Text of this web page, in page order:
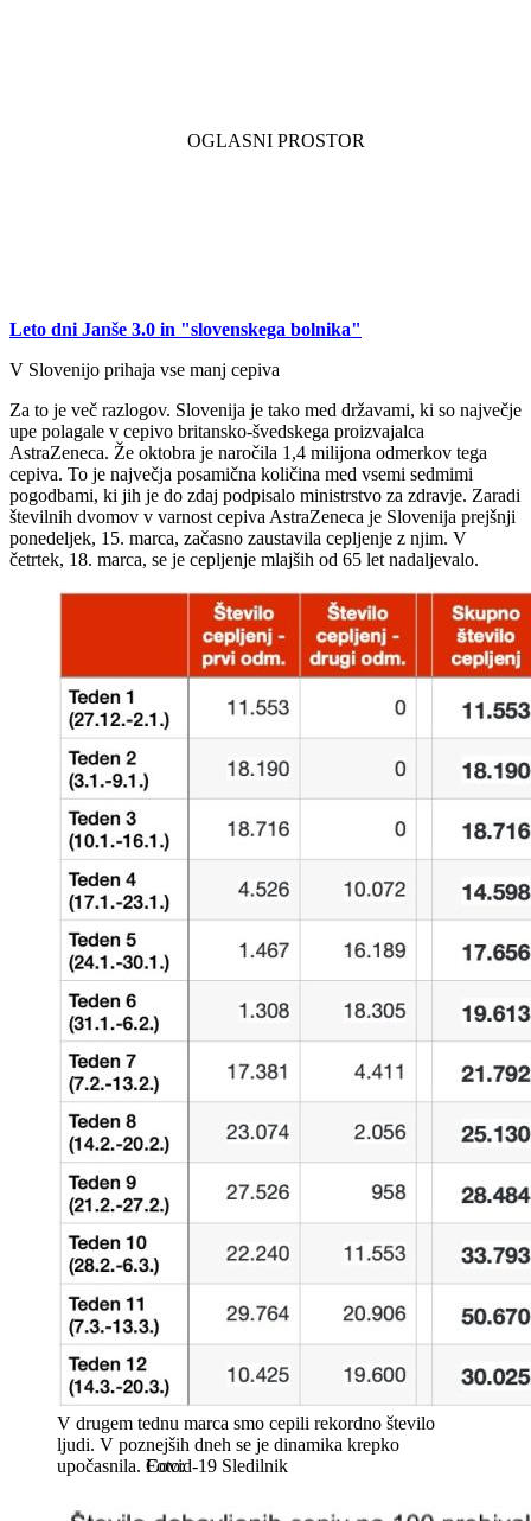
Leto dni Janše 3.0 in "slovenskega bolnika"
V Slovenijo prihaja vse manj cepiva
Za to je več razlogov. Slovenija je tako med državami, ki so največje
upe polagale v cepivo britansko-švedskega proizvajalca
AstraZeneca. Že oktobra je naročila 1,4 milijona odmerkov tega
cepiva. To je največja posamična količina med vsemi sedmimi
pogodbami, ki jih je do zdaj podpisalo ministrstvo za zdravje. Zaradi
številnih dvomov v varnost cepiva AstraZeneca je Slovenija prejšnji
ponedeljek, 15. marca, začasno zaustavila cepljenje z njim. V
četrtek, 18. marca, se je cepljenje mlajših od 65 let nadaljevalo.
V drugem tednu marca smo cepili rekordno število
ljudi. V poznejših dneh se je dinamika krepko
upočasnila. Covid-19 Sledilnik